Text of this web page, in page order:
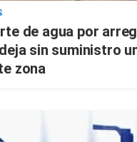
de agua por
sin suministro
zona